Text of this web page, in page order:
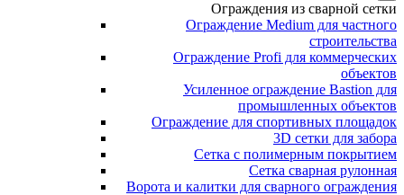
Ограждения из сварной сетки
Ограждение Medium для частного
строительства
Ограждение Profi для коммерческих
объектов
Усиленное ограждение Bastion для
промышленных объектов
Ограждение для спортивных площадок
3D сетки для забора
Сетка с полимерным покрытием
Сетка сварная рулонная
Ворота и калитки для сварного ограждения